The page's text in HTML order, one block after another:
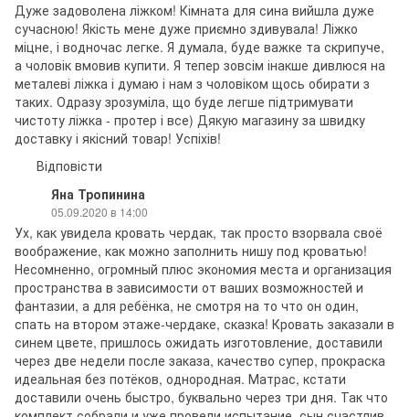
Дуже задоволена ліжком! Кімната для сина вийшла дуже
сучасною! Якість мене дуже приємно здивувала! Ліжко
міцне, і водночас легке. Я думала, буде важке та скрипуче,
а чоловік вмовив купити. Я тепер зовсім інакше дивлюся на
металеві ліжка і думаю і нам з чоловіком щось обирати з
таких. Одразу зрозуміла, що буде легше підтримувати
чистоту ліжка - протер і все) Дякую магазину за швидку
доставку і якісний товар! Успіхів!
Відповісти
Яна Тропинина
05.09.2020 в 14:00
Ух, как увидела кровать чердак, так просто взорвала своё
воображение, как можно заполнить нишу под кроватью!
Несомненно, огромный плюс экономия места и организация
пространства в зависимости от ваших возможностей и
фантазии, а для ребёнка, не смотря на то что он один,
спать на втором этаже-чердаке, сказка! Кровать заказали в
синем цвете, пришлось ожидать изготовление, доставили
через две недели после заказа, качество супер, прокраска
идеальная без потёков, однородная. Матрас, кстати
доставили очень быстро, буквально через три дня. Так что